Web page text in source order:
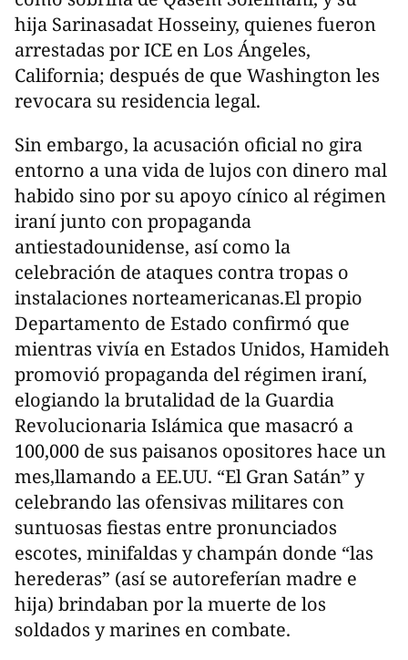
hija Sarinasadat Hosseiny, quienes fueron
arrestadas por ICE en Los Ángeles,
California; después de que Washington les
revocara su residencia legal.
Sin embargo, la acusación oficial no gira
entorno a una vida de lujos con dinero mal
habido sino por su apoyo cínico al régimen
iraní junto con propaganda
antiestadounidense, así como la
celebración de ataques contra tropas o
instalaciones norteamericanas.El propio
Departamento de Estado confirmó que
mientras vivía en Estados Unidos, Hamideh
promovió propaganda del régimen iraní,
elogiando la brutalidad de la Guardia
Revolucionaria Islámica que masacró a
100,000 de sus paisanos opositores hace un
mes,llamando a EE.UU. “El Gran Satán” y
celebrando las ofensivas militares con
suntuosas fiestas entre pronunciados
escotes, minifaldas y champán donde “las
herederas” (así se autoreferían madre e
hija) brindaban por la muerte de los
soldados y marines en combate.